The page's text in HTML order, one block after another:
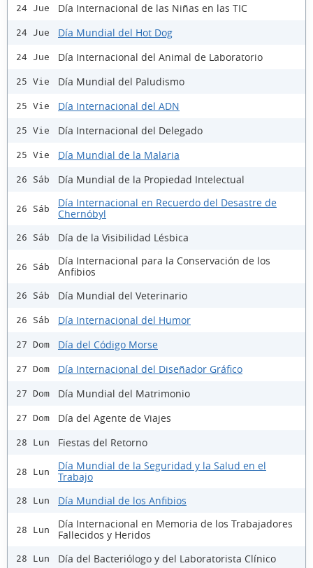
24 Jue Día Internacional de las Niñas en las TIC
24 Jue Día Mundial del Hot Dog
24 Jue Día Internacional del Animal de Laboratorio
25 Vie Día Mundial del Paludismo
25 Vie Día Internacional del ADN
25 Vie Día Internacional del Delegado
25 Vie Día Mundial de la Malaria
26 Sáb Día Mundial de la Propiedad Intelectual
26 Sáb
Día Internacional en Recuerdo del Desastre de
Chernóbyl
26 Sáb Día de la Visibilidad Lésbica
26 Sáb
Día Internacional para la Conservación de los
Anfibios
26 Sáb Día Mundial del Veterinario
26 Sáb Día Internacional del Humor
27 Dom Día del Código Morse
27 Dom Día Internacional del Diseñador Gráfico
27 Dom Día Mundial del Matrimonio
27 Dom Día del Agente de Viajes
28 Lun Fiestas del Retorno
28 Lun
Día Mundial de la Seguridad y la Salud en el
Trabajo
28 Lun Día Mundial de los Anfibios
28 Lun
Día Internacional en Memoria de los Trabajadores
Fallecidos y Heridos
28 Lun Día del Bacteriólogo y del Laboratorista Clínico